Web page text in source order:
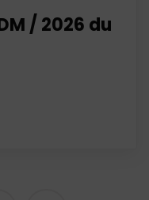
/ 2026 du